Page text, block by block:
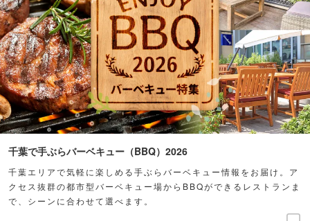
千葉で手ぶらバーベキュー（BBQ）2026
千葉エリアで気軽に楽しめる手ぶらバーベキュー情報をお届け。ア
クセス抜群の都市型バーベキュー場からBBQができるレストランま
で、シーンに合わせて選べます。